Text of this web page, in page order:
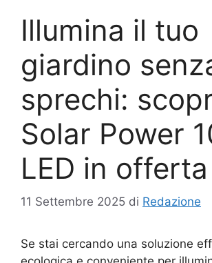
Illumina il tuo
giardino
sprechi:
Solar Power
LED in offerta
11 Settembre 2025 di Redazione
Se stai cercando una soluzione